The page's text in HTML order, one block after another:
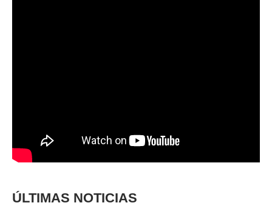
ÚLTIMAS NOTICIAS